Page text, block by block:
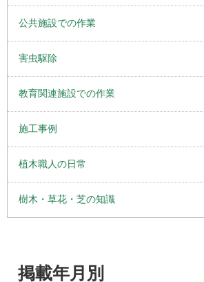
公共施設での作業
害虫駆除
教育関連施設での作業
施工事例
植木職人の日常
樹木・草花・芝の知識
掲載年月別